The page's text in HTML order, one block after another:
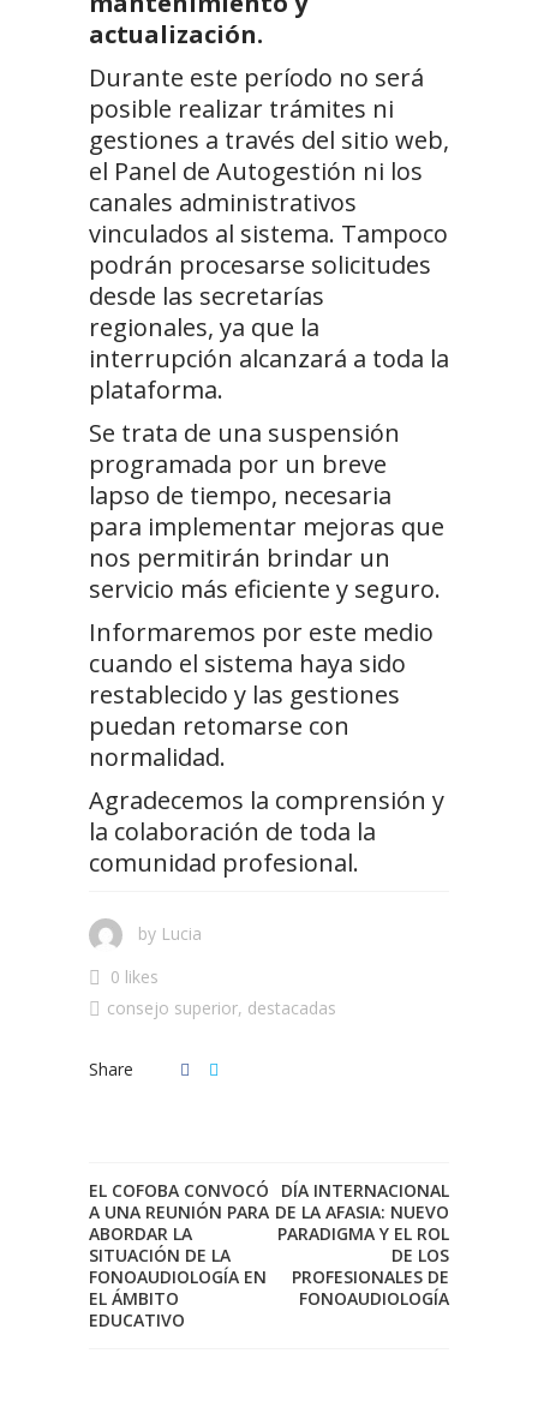
actualización.
Durante este período no será
posible realizar trámites ni
gestiones a través del sitio web,
el Panel de Autogestión ni los
canales administrativos
vinculados al sistema. Tampoco
podrán procesarse solicitudes
desde las secretarías
regionales, ya que la
interrupción alcanzará a toda la
plataforma.
Se trata de una suspensión
programada por un breve
lapso de tiempo, necesaria
para implementar mejoras que
nos permitirán brindar un
servicio más eficiente y seguro.
Informaremos por este medio
cuando el sistema haya sido
restablecido y las gestiones
puedan retomarse con
normalidad.
Agradecemos la comprensión y
la colaboración de toda la
comunidad profesional.
by Lucia
0 likes
consejo superior, destacadas
Share
EL COFOBA CONVOCÓ
A UNA REUNIÓN PARA
ABORDAR LA
SITUACIÓN DE LA
FONOAUDIOLOGÍA EN
EL ÁMBITO
EDUCATIVO
DÍA INTERNACIONAL
DE LA AFASIA: NUEVO
PARADIGMA Y EL ROL
DE LOS
PROFESIONALES DE
FONOAUDIOLOGÍA